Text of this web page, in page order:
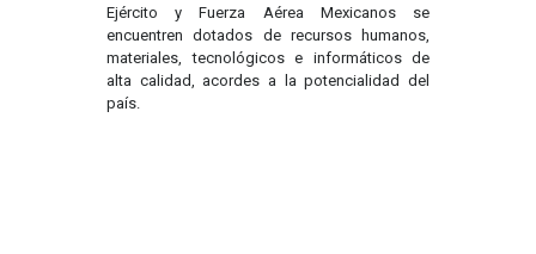
Ejército y Fuerza Aérea Mexicanos se
encuentren dotados de recursos humanos,
materiales, tecnológicos e informáticos de
alta calidad, acordes a la potencialidad del
país.